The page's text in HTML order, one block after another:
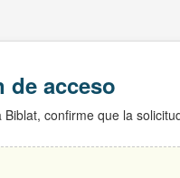
de acceso
Biblat, confirme que la